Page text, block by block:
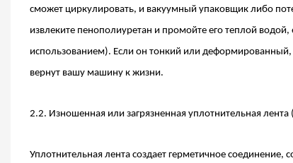
сможет циркулировать, и вакуумный упаковщик либо
извлеките пенополиуретан и промойте его теплой
использованием). Если он тонкий или деформированный,
вернут вашу машину к жизни.
2.2. Изношенная или загрязненная уплотнительная
Уплотнительная лента создает герметичное